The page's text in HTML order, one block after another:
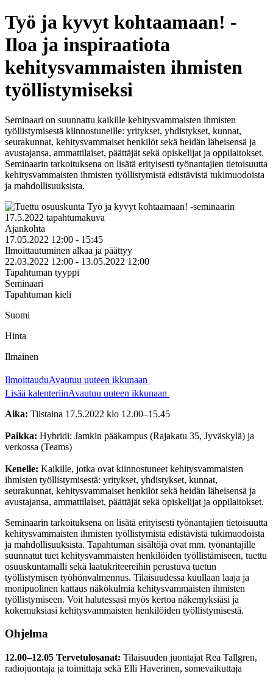
Työ ja kyvyt kohtaamaan! -
Iloa ja inspiraatiota
kehitysvammaisten ihmisten
työllistymiseksi
Seminaari on suunnattu kaikille kehitysvammaisten ihmisten
työllistymisestä kiinnostuneille: yritykset, yhdistykset, kunnat,
seurakunnat, kehitysvammaiset henkilöt sekä heidän läheisensä ja
avustajansa, ammattilaiset, päättäjät sekä opiskelijat ja oppilaitokset.
Seminaarin tarkoituksena on lisätä erityisesti työnantajien tietoisuutta
kehitysvammaisten ihmisten työllistymistä edistävistä tukimuodoista
ja mahdollisuuksista.
Ajankohta
17.05.2022 12:00 - 15:45
Ilmoittautuminen alkaa ja päättyy
22.03.2022 12:00 - 13.05.2022 12:00
Tapahtuman tyyppi
Seminaari
Tapahtuman kieli
Suomi
Hinta
Ilmainen
IlmoittauduAvautuu uuteen ikkunaan
Lisää kalenteriinAvautuu uuteen ikkunaan
Aika: Tiistaina 17.5.2022 klo 12.00–15.45
Paikka: Hybridi: Jamkin pääkampus (Rajakatu 35, Jyväskylä) ja
verkossa (Teams)
Kenelle: Kaikille, jotka ovat kiinnostuneet kehitysvammaisten
ihmisten työllistymisestä: yritykset, yhdistykset, kunnat,
seurakunnat, kehitysvammaiset henkilöt sekä heidän läheisensä ja
avustajansa, ammattilaiset, päättäjät sekä opiskelijat ja oppilaitokset.
Seminaarin tarkoituksena on lisätä erityisesti työnantajien tietoisuutta
kehitysvammaisten ihmisten työllistymistä edistävistä tukimuodoista
ja mahdollisuuksista. Tapahtuman sisältöjä ovat mm. työnantajille
suunnatut tuet kehitysvammaisten henkilöiden työllistämiseen, tuettu
osuuskuntamalli sekä laatukriteereihin perustuva tuetun
työllistymisen työhönvalmennus. Tilaisuudessa kuullaan laaja ja
monipuolinen kattaus näkökulmia kehitysvammaisten ihmisten
työllistymiseen. Voit halutessasi myös kertoa näkemyksiäsi ja
kokemuksiasi kehitysvammaisten henkilöiden työllistymisestä.
Ohjelma
12.00–12.05 Tervetulosanat: Tilaisuuden juontajat Rea Tallgren,
radiojuontaja ja toimittaja sekä Elli Haverinen, somevaikuttaja